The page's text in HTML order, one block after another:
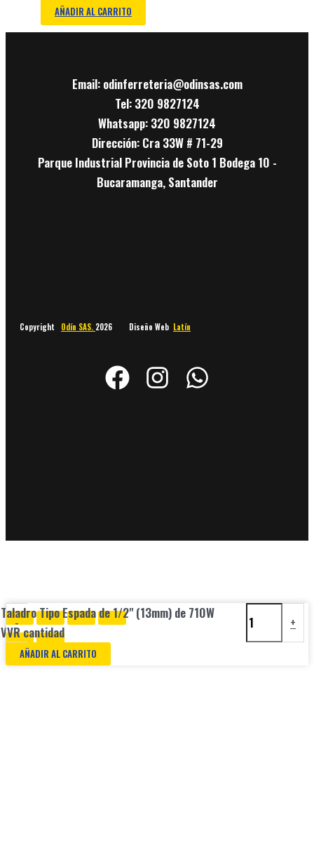
AÑADIR AL CARRITO
Email: odinferreteria@odinsas.com
Tel: 320 9827124
Whatsapp: 320 9827124
Dirección: Cra 33W # 71-29
Parque Industrial Provincia de Soto 1 Bodega 10 -
Bucaramanga, Santander
Copyright Odín SAS. 2026 Diseño Web Latín
-
Taladro Tipo Espada de 1/2" (13mm) de 710W
VVR cantidad
+
AÑADIR AL CARRITO